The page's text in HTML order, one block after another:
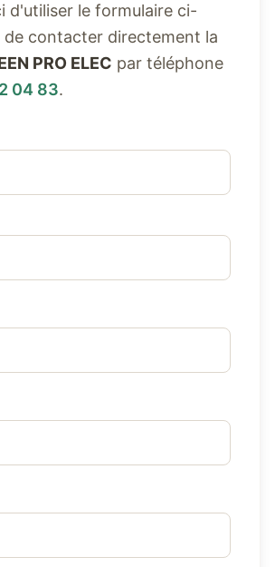
d'utiliser le formulaire ci-
de contacter directement la
PRO ELEC par téléphone
04 83.